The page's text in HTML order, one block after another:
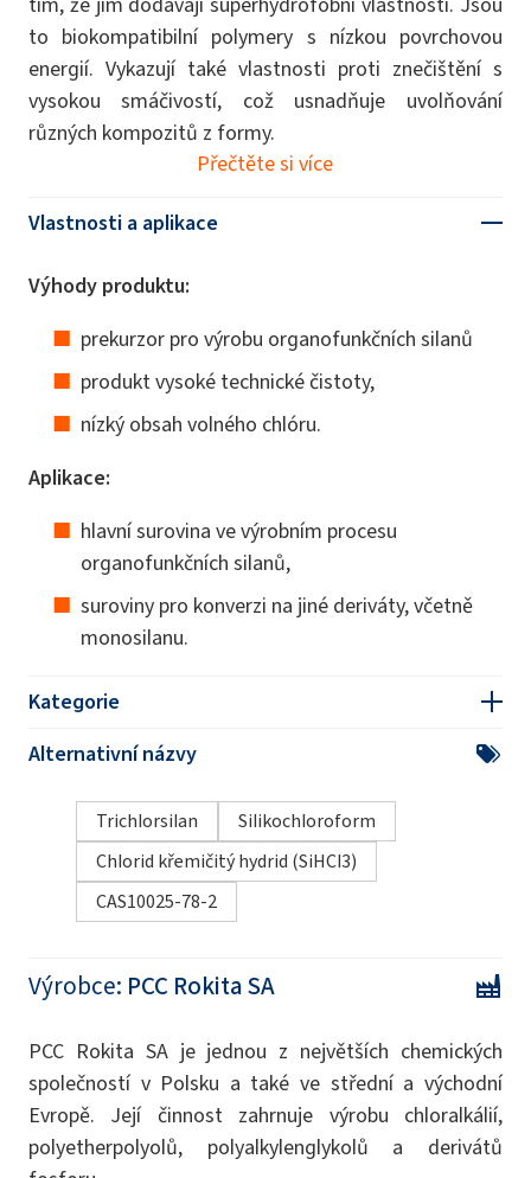
to biokompatibilní polymery s nízkou povrchovou
energií. Vykazují také vlastnosti proti znečištění s
vysokou smáčivostí, což usnadňuje uvolňování
různých kompozitů z formy.
Přečtěte si více
Vlastnosti a aplikace
Výhody produktu:
prekurzor pro výrobu organofunkčních silanů
produkt vysoké technické čistoty,
nízký obsah volného chlóru.
Aplikace:
hlavní surovina ve výrobním procesu
organofunkčních silanů,
suroviny pro konverzi na jiné deriváty, včetně
monosilanu.
Kategorie
Alternativní názvy
Trichlorsilan
Silikochloroform
Chlorid křemičitý hydrid (SiHCl3)
CAS10025-78-2
Výrobce: PCC Rokita SA
PCC Rokita SA je jednou z největších chemických
společností v Polsku a také ve střední a východní
Evropě. Její činnost zahrnuje výrobu chloralkálií,
polyetherpolyolů, polyalkylenglykolů a derivátů